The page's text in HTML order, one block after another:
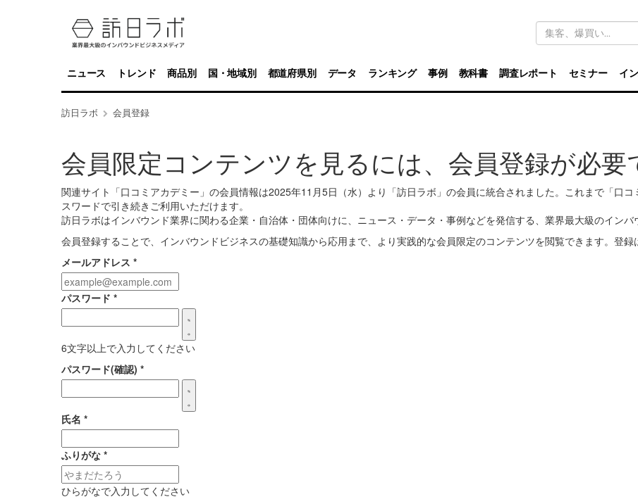
キ
ワ
ド
検
索
ニュース トレンド 商品別 国・地域別 都道府県別 データ ランキング 事例 教科書 調査レポート セミナー イ
訪日ラボ 会員登録
会員限定コンテンツを見るには、会員登録が必要
関連サイト「口コミアカデミー」の会員情報は2025年11月5日（水）より「訪日ラボ」の会員に統合されました。これまで「口
スワードで引き続きご利用いただけます。
訪日ラボはインバウンド業界に関わる企業・自治体・団体向けに、ニュース・データ・事例などを発信する、業界最大級のインバ
会員登録することで、インバウンドビジネスの基礎知識から応用まで、より実践的な会員限定のコンテンツを閲覧できます。登録
メールアドレス *
パスワード *
6文字以上で入力してください
パスワード(確認) *
氏名 *
ふりがな *
ひらがなで入力してください